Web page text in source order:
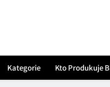
Kategorie Kto Produkuje